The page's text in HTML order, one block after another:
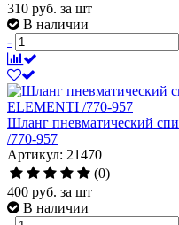
310 руб. за шт
В наличии
-
Шланг пневматический
/770-957
Артикул: 21470
(0)
400 руб. за шт
В наличии